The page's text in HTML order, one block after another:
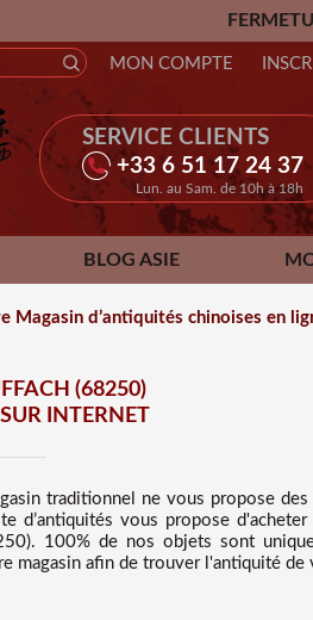
FERMETURE ANNUELLE:
SERVICE CLIENTS
+33 6 51 17 24 37
Lun. au Sam. de 10h à 18h
MON COMPTE
BLOG ASIE
d’antiquités chinoises en
(68250)
INTERNET
traditionnel ne vous propose des
d’antiquités vous propose
100% de nos objets sont
magasin afin de trouver l'antiquité de